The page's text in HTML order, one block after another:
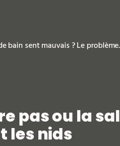
bain sent mauvais ? Le
pas ou la
les nids